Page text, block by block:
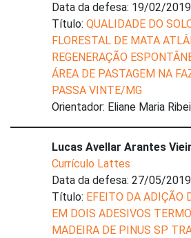
Data da defesa: 19/02/2019
Título: QUALIDADE DO
FLORESTAL DE MATA
REGENERAÇÃO
ÁREA DE PASTAGEM NA
PASSA VINTE/MG
Orientador: Eliane Maria
Lucas Avellar Arantes
Currículo Lattes
Data da defesa: 27/05/2019
Título: EFEITO DA ADIÇÃO
EM DOIS ADESIVOS
MADEIRA DE PINUS SP